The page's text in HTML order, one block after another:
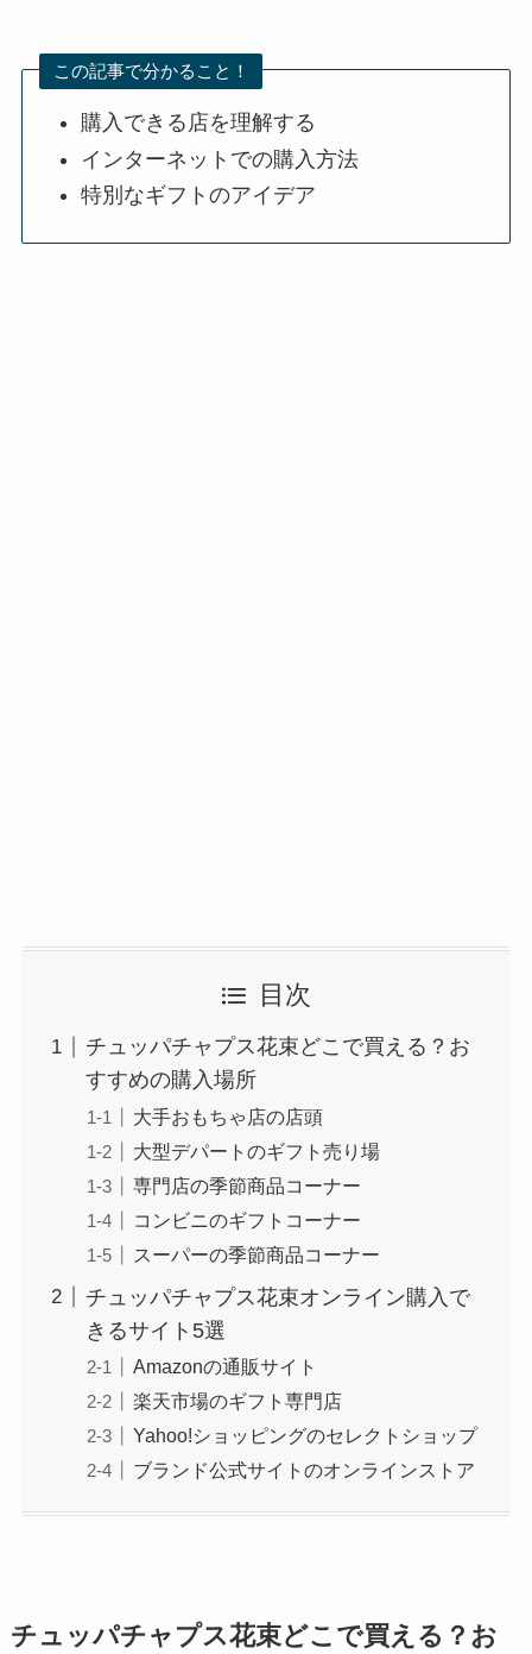
この記事で分かること！
購入できる店を理解する
インターネットでの購入方法
特別なギフトのアイデア
目次
チュッパチャプス花束どこで買える？お
すすめの購入場所
大手おもちゃ店の店頭
大型デパートのギフト売り場
専門店の季節商品コーナー
コンビニのギフトコーナー
スーパーの季節商品コーナー
チュッパチャプス花束オンライン購入で
きるサイト5選
Amazonの通販サイト
楽天市場のギフト専門店
Yahoo!ショッピングのセレクトショップ
ブランド公式サイトのオンラインストア
チュッパチャプス花束どこで買える？お